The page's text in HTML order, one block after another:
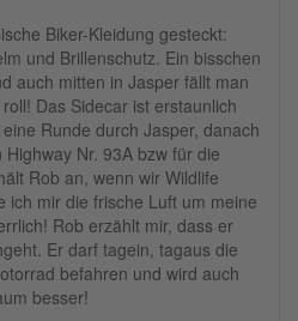
Biker-Kleidung gesteckt:
und Brillenschutz. Ein bisschen
auch mitten in Jasper fällt man
Das Sidecar ist erstaunlich
Runde durch Jasper, danach
Nr. 93A bzw für die
Rob an, wenn wir Wildlife
ich mir die frische Luft um meine
Rob erzählt mir, dass er
Er darf tagein, tagaus die
befahren und wird auch
besser!